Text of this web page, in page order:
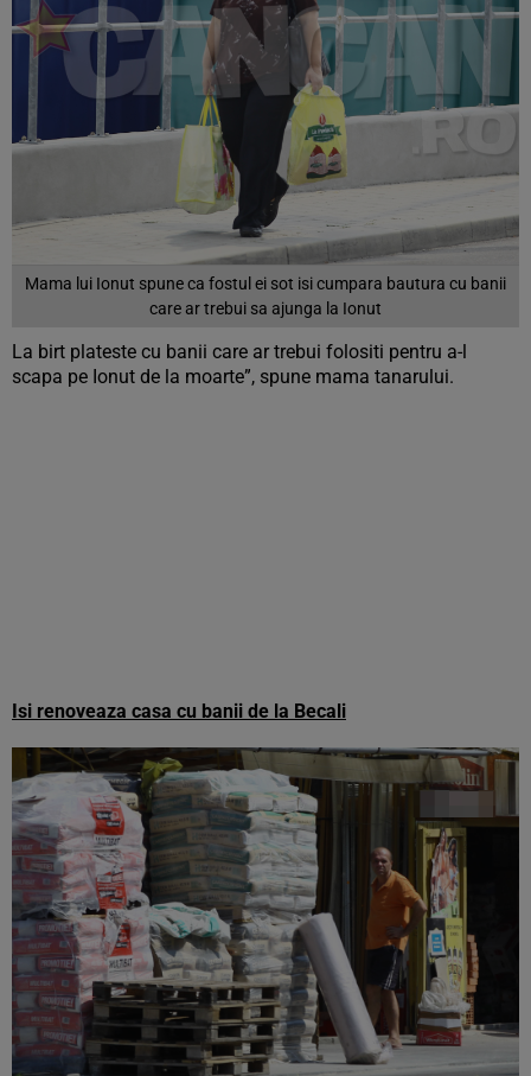
Mama lui Ionut spune ca fostul ei sot isi cumpara bautura cu banii
care ar trebui sa ajunga la Ionut
La birt plateste cu banii care ar trebui folositi pentru a-l
scapa pe Ionut de la moarte”, spune mama tanarului.
Isi renoveaza casa cu banii de la Becali